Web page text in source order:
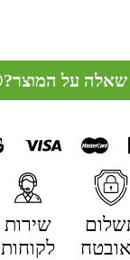
שאלה על המוצר?
שירות
לקוחות